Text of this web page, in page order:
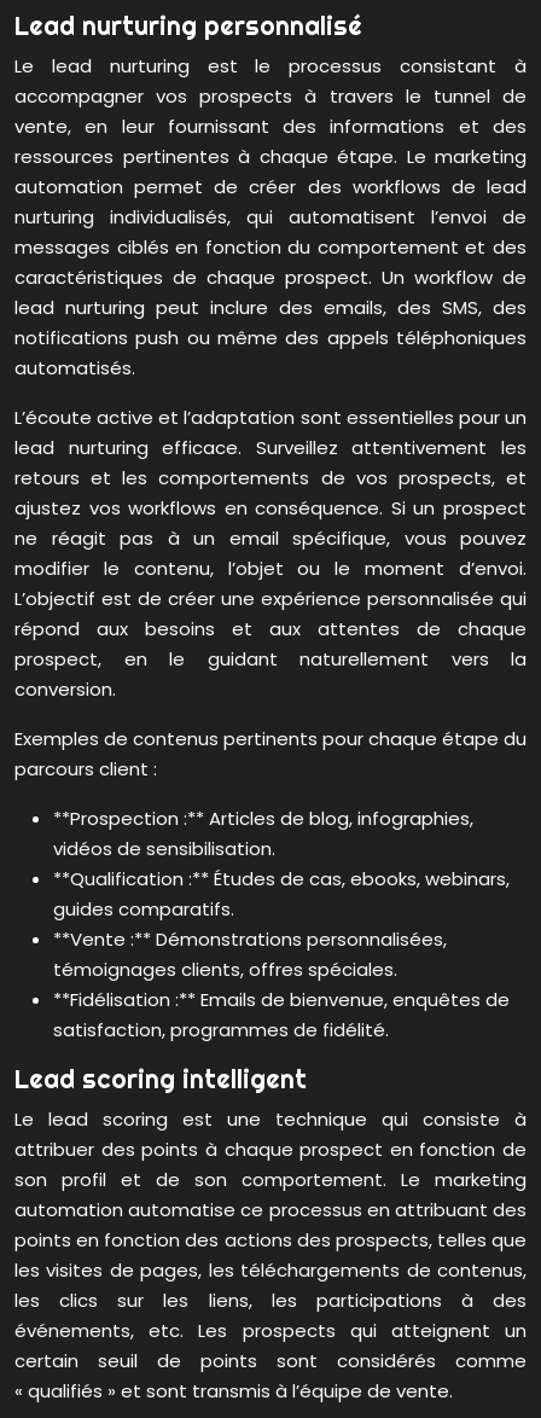
Lead nurturing personnalisé
Le lead nurturing est le processus consistant à
accompagner vos prospects à travers le tunnel de
vente, en leur fournissant des informations et des
ressources pertinentes à chaque étape. Le marketing
automation permet de créer des workflows de lead
nurturing individualisés, qui automatisent l’envoi de
messages ciblés en fonction du comportement et des
caractéristiques de chaque prospect. Un workflow de
lead nurturing peut inclure des emails, des SMS, des
notifications push ou même des appels téléphoniques
automatisés.
L’écoute active et l’adaptation sont essentielles pour un
lead nurturing efficace. Surveillez attentivement les
retours et les comportements de vos prospects, et
ajustez vos workflows en conséquence. Si un prospect
ne réagit pas à un email spécifique, vous pouvez
modifier le contenu, l’objet ou le moment d’envoi.
L’objectif est de créer une expérience personnalisée qui
répond aux besoins et aux attentes de chaque
prospect, en le guidant naturellement vers la
conversion.
Exemples de contenus pertinents pour chaque étape du
parcours client :
**Prospection :** Articles de blog, infographies,
vidéos de sensibilisation.
**Qualification :** Études de cas, ebooks, webinars,
guides comparatifs.
**Vente :** Démonstrations personnalisées,
témoignages clients, offres spéciales.
**Fidélisation :** Emails de bienvenue, enquêtes de
satisfaction, programmes de fidélité.
Lead scoring intelligent
Le lead scoring est une technique qui consiste à
attribuer des points à chaque prospect en fonction de
son profil et de son comportement. Le marketing
automation automatise ce processus en attribuant des
points en fonction des actions des prospects, telles que
les visites de pages, les téléchargements de contenus,
les clics sur les liens, les participations à des
événements, etc. Les prospects qui atteignent un
certain seuil de points sont considérés comme
« qualifiés » et sont transmis à l’équipe de vente.